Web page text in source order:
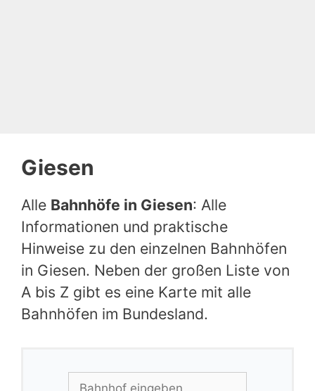
Giesen
Alle Bahnhöfe in Giesen: Alle
Informationen und praktische
Hinweise zu den einzelnen Bahnhöfen
in Giesen. Neben der großen Liste von
A bis Z gibt es eine Karte mit alle
Bahnhöfen im Bundesland.